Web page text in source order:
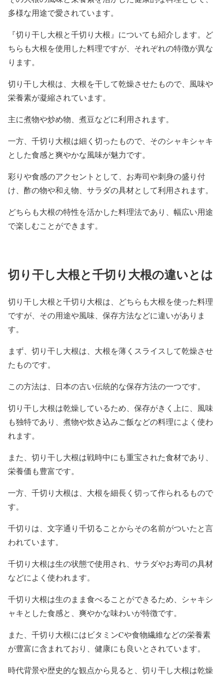
多様な用途で愛されています。
『切り干し大根と千切り大根』についても紹介します。ど
ちらも大根を使用した料理ですが、それぞれの特徴が異な
ります。
切り干し大根は、大根を干して乾燥させたもので、風味や
栄養素が凝縮されています。
主に煮物や炒め物、煮豆などに利用されます。
一方、千切り大根は細く切ったもので、そのシャキシャキ
とした食感と爽やかな風味が魅力です。
彩りや食感のアクセントとして、お寿司や刺身の盛り付
け、酢の物や和え物、サラダの具材として利用されます。
どちらも大根の特性を活かした料理法であり、幅広い用途
で楽しむことができます。
切り干し大根と千切り大根の違いとは
切り干し大根と千切り大根は、どちらも大根を使った料理
ですが、その用途や風味、保存方法などに違いがありま
す。
まず、切り干し大根は、大根を薄くスライスして乾燥させ
たものです。
この方法は、日本の古い伝統的な保存方法の一つです。
切り干し大根は乾燥しているため、保存がきく上に、風味
も独特であり、煮物や炊き込みご飯などの料理によく使わ
れます。
また、切り干し大根は戦時中にも重宝された食材であり、
栄養価も豊富です。
一方、千切り大根は、大根を細長く切って作られるもので
す。
千切りは、文字通り千切ることからその名前がついたと言
われています。
千切り大根は生の状態で使用され、サラダやお寿司の具材
などによく使われます。
千切り大根は生のまま食べることができるため、シャキシ
ャキとした食感と、爽やかな味わいが特徴です。
また、千切り大根にはビタミンCや食物繊維などの栄養素
が豊富に含まれており、健康にも良いとされています。
時代背景や歴史的な観点から見ると、切り干し大根は乾燥